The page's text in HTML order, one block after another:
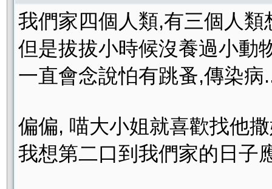
我們家四個人類,有三個人類
但是拔拔小時候沒養過小動
一直會念說怕有跳蚤,傳染病
偏偏, 喵大小姐就喜歡找他
我想第二口到我們家的日子